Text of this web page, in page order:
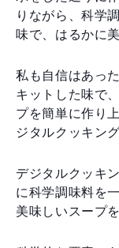
りながら、科学
味で、はるかに
私も自信はあっ
キットした味で
プを簡単に作り
ジタルクッキン
デジタルクッキ
に科学調味料を
美味しいスープ